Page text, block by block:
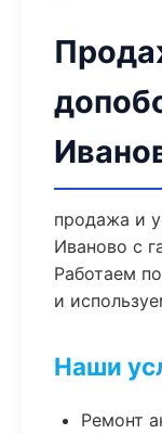
продажа и
Иваново с
Работаем
и
Наши
Ремонт